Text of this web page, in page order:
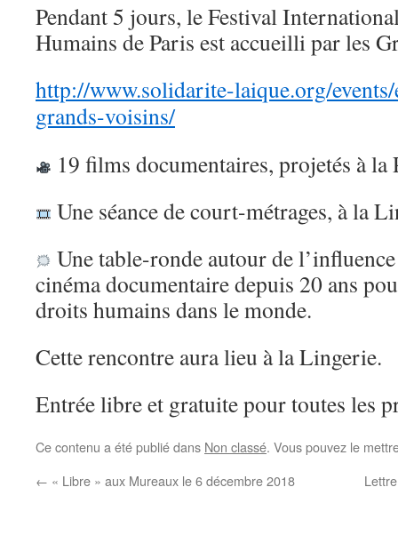
Pendant 5 jours, le Festival
Humains de Paris est accueilli par les
http://www.solidarite-laique.org/
grands-voisins/
19 films documentaires, projetés à la
Une séance de court-métrages, à la
Une table-ronde autour de
cinéma documentaire depuis 20 ans
droits humains dans le monde.
Cette rencontre aura lieu à la Lingerie.
Entrée libre et gratuite pour toutes les
Ce contenu a été publié dans Non classé. Vous pouvez le
← « Libre » aux Mureaux le 6 décembre 2018